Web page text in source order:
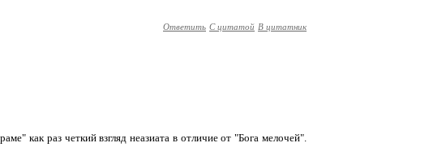
Ответить С цитатой В цитатник
как раз четкий взгляд неазиата в отличие от "Бога мелочей".